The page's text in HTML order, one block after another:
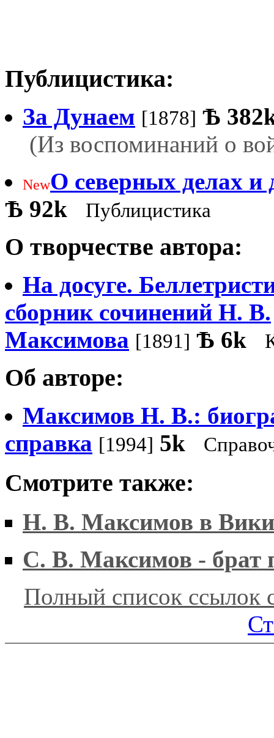
Публицистика:
За Дунаем [1878] Ѣ
(Из воспоминаний о
NewО северных делах и
Ѣ 92k Публицистика
О творчестве автора:
На досуге.
сборник сочинений H. В.
Максимова [1891] Ѣ 6k
Об авторе:
Максимов Н. В.:
справка [1994] 5k
Смотрите также:
Н. В. Максимов в
С. В. Максимов - брат
Полный список ссылок